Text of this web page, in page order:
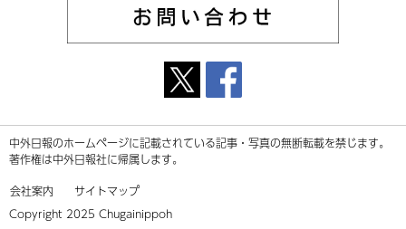
中外日報のホームページに記載されている記事・写真の無断転載を禁じます。
著作権は中外日報社に帰属します。
会社案内
サイトマップ
Copyright 2025 Chugainippoh